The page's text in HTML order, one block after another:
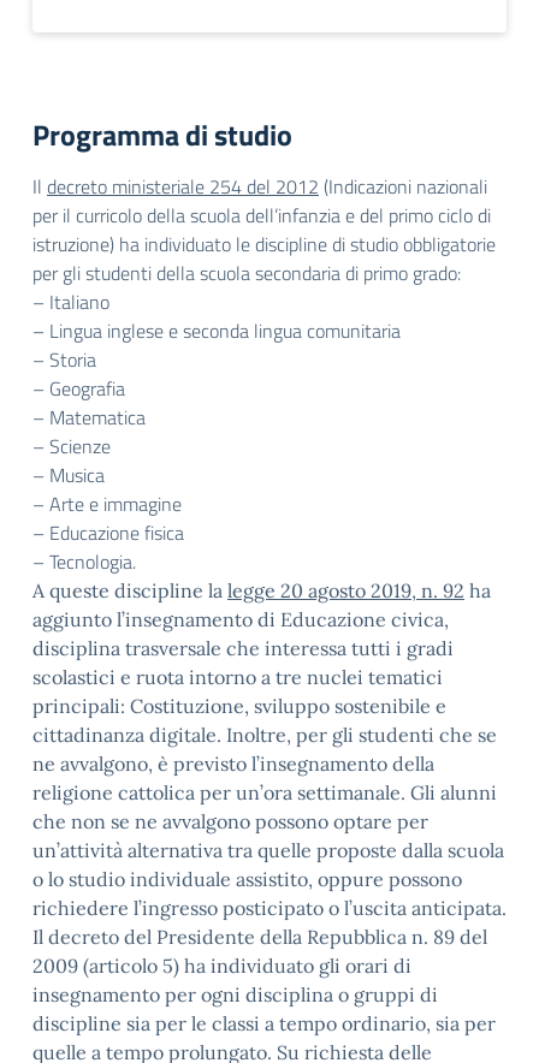
Programma di studio
Il decreto ministeriale 254 del 2012 (Indicazioni nazionali
per il curricolo della scuola dell’infanzia e del primo ciclo di
istruzione) ha individuato le discipline di studio obbligatorie
per gli studenti della scuola secondaria di primo grado:
– Italiano
– Lingua inglese e seconda lingua comunitaria
– Storia
– Geografia
– Matematica
– Scienze
– Musica
– Arte e immagine
– Educazione fisica
– Tecnologia.
A queste discipline la legge 20 agosto 2019, n. 92 ha
aggiunto l’insegnamento di Educazione civica,
disciplina trasversale che interessa tutti i gradi
scolastici e ruota intorno a tre nuclei tematici
principali: Costituzione, sviluppo sostenibile e
cittadinanza digitale. Inoltre, per gli studenti che se
ne avvalgono, è previsto l’insegnamento della
religione cattolica per un’ora settimanale. Gli alunni
che non se ne avvalgono possono optare per
un’attività alternativa tra quelle proposte dalla scuola
o lo studio individuale assistito, oppure possono
richiedere l’ingresso posticipato o l’uscita anticipata.
Il decreto del Presidente della Repubblica n. 89 del
2009 (articolo 5) ha individuato gli orari di
insegnamento per ogni disciplina o gruppi di
discipline sia per le classi a tempo ordinario, sia per
quelle a tempo prolungato. Su richiesta delle